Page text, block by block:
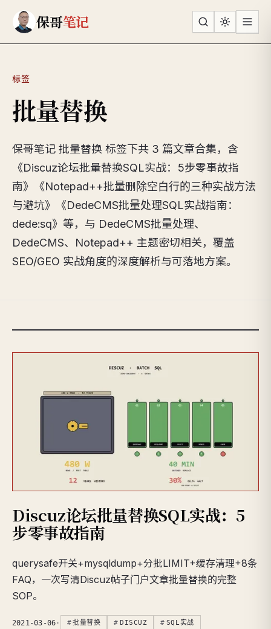
保哥笔记
标签
批量替换
保哥笔记 批量替换 标签下共 3 篇文章合集，含
《Discuz论坛批量替换SQL实战：5步零事故指
南》《Notepad++批量删除空白行的三种实战方法
与避坑》《DedeCMS批量处理SQL实战指南：
dede:sq》等，与 DedeCMS批量处理、
DedeCMS、Notepad++ 主题密切相关，覆盖
SEO/GEO 实战角度的深度解析与可落地方案。
Discuz论坛批量替换SQL实战：5
步零事故指南
querysafe开关+mysqldump+分批LIMIT+缓存清理+8条
FAQ，一次写清Discuz帖子门户文章批量替换的完整
SOP。
2021-03-06 · 批量替换 DISCUZ SQL实战